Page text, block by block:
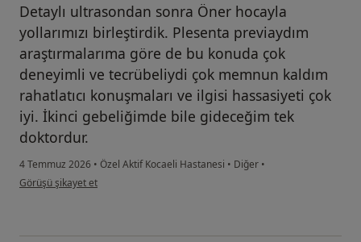
Detaylı ultrasondan sonra Öner hocayla
yollarımızı birleştirdik. Plesenta previaydım
araştırmalarıma göre de bu konuda çok
deneyimli ve tecrübeliydi çok memnun kaldım
rahatlatıcı konuşmaları ve ilgisi hassasiyeti çok
iyi. İkinci gebeliğimde bile gideceğim tek
doktordur.
4 Temmuz 2026 • Özel Aktif Kocaeli Hastanesi • Diğer •
kullanıcının görüşüne göre b.....
Görüşü şikayet et